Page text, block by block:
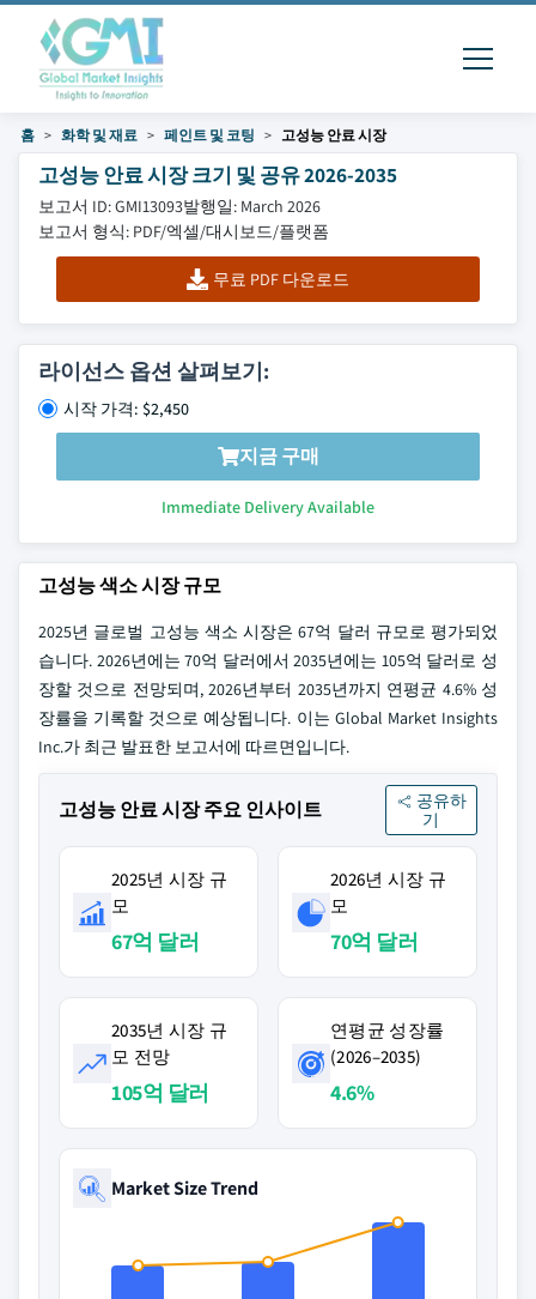
홈 화학 및 재료 페인트 및 코팅 고성능 안료 시장
고성능 안료 시장 크기 및 공유 2026-2035
보고서 ID: GMI13093발행일: March 2026
보고서 형식: PDF/엑셀/대시보드/플랫폼
무료 PDF 다운로드
라이선스 옵션 살펴보기:
시작 가격: $2,450
지금 구매
Immediate Delivery Available
고성능 색소 시장 규모
2025년 글로벌 고성능 색소 시장은 67억 달러 규모로 평가되었
습니다. 2026년에는 70억 달러에서 2035년에는 105억 달러로 성
장할 것으로 전망되며, 2026년부터 2035년까지 연평균 4.6% 성
장률을 기록할 것으로 예상됩니다. 이는 Global Market Insights
Inc.가 최근 발표한 보고서에 따르면입니다.
고성능 안료 시장 주요 인사이트
공유하
기
2025년 시장 규
모
67억 달러
2026년 시장 규
모
70억 달러
2035년 시장 규
모 전망
105억 달러
연평균 성장률
(2026–2035)
4.6%
Market Size Trend